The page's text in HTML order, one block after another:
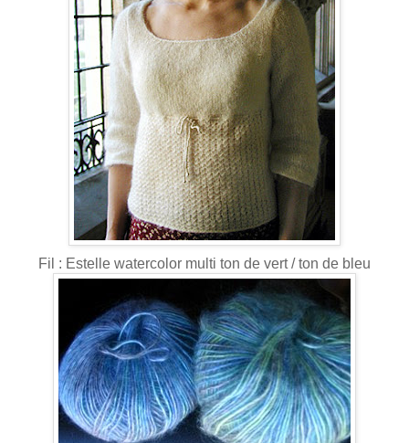
Fil : Estelle watercolor multi ton de vert / ton de bleu